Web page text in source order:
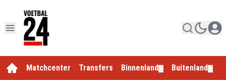
Matchcenter Transfers Binnenland Buitenland